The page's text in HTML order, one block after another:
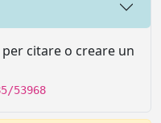
citare o creare un
53968